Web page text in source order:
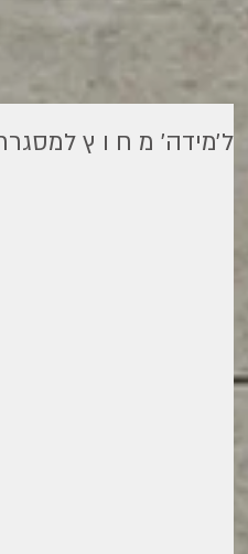
ל׳מידה׳ מ ח ו ץ
ליוחנן